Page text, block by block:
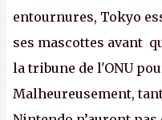
entournures, Tokyo
ses mascottes avant
la tribune de l'ONU
Malheureusement,